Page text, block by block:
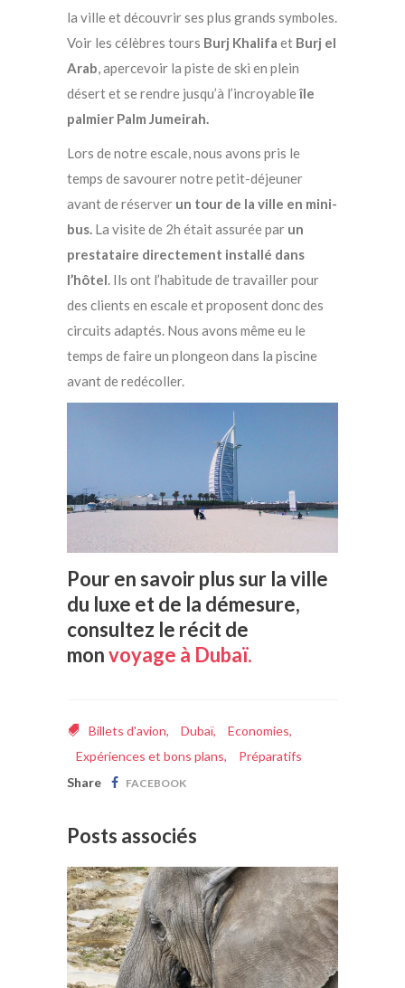
la ville et découvrir ses plus grands symboles.
Voir les célèbres tours Burj Khalifa et Burj el
Arab, apercevoir la piste de ski en plein
désert et se rendre jusqu’à l’incroyableîle
palmier Palm Jumeirah.
Lors de notre escale, nous avons pris le
temps de savourer notre petit-déjeuner
avant de réserver un tour de la ville en mini-
bus. La visite de 2h était assurée par un
prestataire directement installé dans
l’hôtel. Ils ont l’habitude de travailler pour
des clients en escale et proposent donc des
circuits adaptés. Nous avons même eu le
temps de faire un plongeon dans la piscine
avant de redécoller.
Pour en savoir plus sur la ville
du luxe et de la démesure,
consultez le récit de
monvoyage à Dubaï.
Billets d'avion, Dubaï, Economies,
Expériences et bons plans,
Préparatifs
Share
FACEBOOK
Posts associés